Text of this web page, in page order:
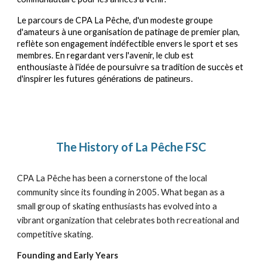
Le parcours de CPA La Pêche, d'un modeste groupe
d'amateurs à une organisation de patinage de premier plan,
reflète son engagement indéfectible envers le sport et ses
membres. En regardant vers l'avenir, le club est
enthousiaste à l'idée de poursuivre sa tradition de succès et
d'inspirer les futures générations de patineurs.
The History of La Pêche FSC
CPA La Pêche has been a cornerstone of the local
community since its founding in 2005. What began as a
small group of skating enthusiasts has evolved into a
vibrant organization that celebrates both recreational and
competitive skating.
Founding and Early Years